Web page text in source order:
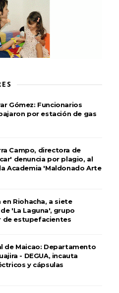
Gómez: Funcionarios
por estación de gas
Campo, directora de
denuncia por plagio, al
Academia 'Maldonado Arte
en Riohacha, a siete
'La Laguna', grupo
de estupefacientes
de Maicao: Departamento
- DEGUA, incauta
y cápsulas